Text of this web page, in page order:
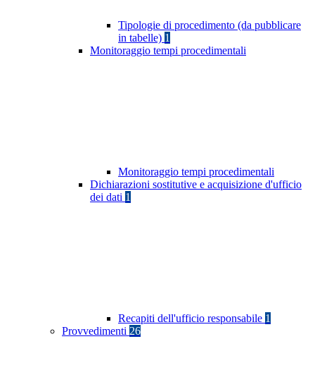
Tipologie di procedimento (da pubblicare
in tabelle) 1
Monitoraggio tempi procedimentali
Monitoraggio tempi procedimentali
Dichiarazioni sostitutive e acquisizione d'ufficio
dei dati 1
Recapiti dell'ufficio responsabile 1
Provvedimenti 26